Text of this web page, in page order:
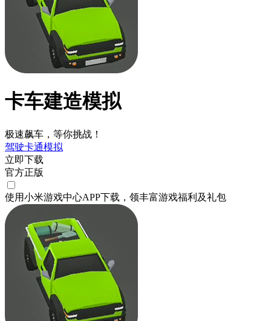
卡车建造模拟
极速飙车，等你挑战！
驾驶卡通模拟
立即下载
官方正版
使用小米游戏中心APP下载 ，领丰富游戏福利 及礼包